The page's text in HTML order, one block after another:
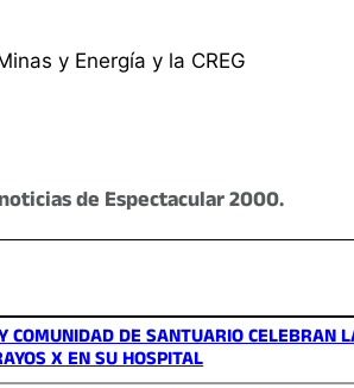
y Energía y la CREG
de Espectacular 2000.
COMUNIDAD DE SANTUARIO CELEBRAN
X EN SU HOSPITAL